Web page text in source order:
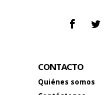
CONTACTO
Quiénes somos